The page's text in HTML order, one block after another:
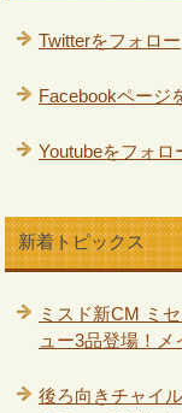
Twitterをフォロー
Facebookページ
Youtubeをフォロ
新着トピックス
ミスド新CM ミ
ュー3品登場！
後ろ向きチャイ